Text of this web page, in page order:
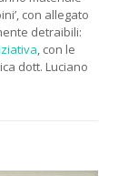
con allegato
detraibili:
, con le
dott. Luciano